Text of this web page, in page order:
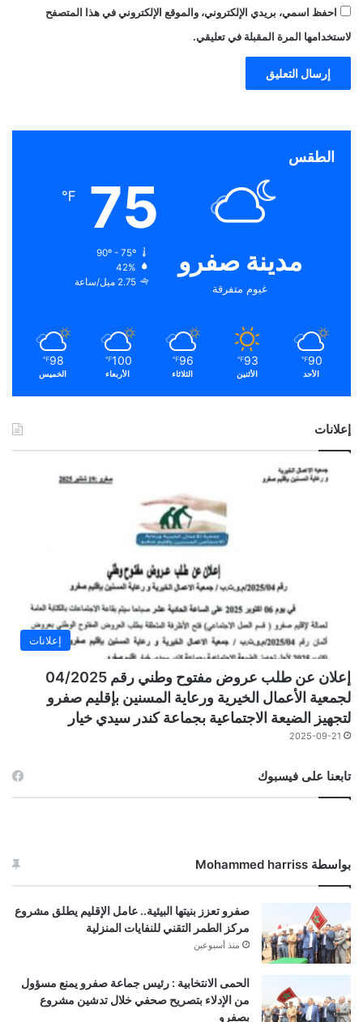
احفظ اسمي، بريدي الإلكتروني، والموقع الإلكتروني في هذا المتصفح
لاستخدامها المرة المقبلة في تعليقي.
الطقس
مدينة صفرو
غيوم متفرقة
75
℉
90º - 75º
42%
2.75 ميل/ساعة
90
℉
الأحد
93
℉
الأثنين
96
℉
الثلاثاء
100
℉
الأربعاء
98
℉
الخميس
إعلانات
إعلانات
إعلان عن طلب عروض مفتوح وطني رقم 04/2025
لجمعية الأعمال الخيرية ورعاية المسنين بإقليم صفرو
لتجهيز الضيعة الاجتماعية بجماعة كندر سيدي خيار
2025-09-21
تابعنا على فيسبوك
بواسطة Mohammed harriss
صفرو تعزز بنيتها البيئية.. عامل الإقليم يطلق مشروع
مركز الطمر التقني للنفايات المنزلية
منذ أسبوعين
الحمى الانتخابية : رئيس جماعة صفرو يمنع مسؤول
من الإدلاء بتصريح صحفي خلال تدشين مشروع
بصفرو